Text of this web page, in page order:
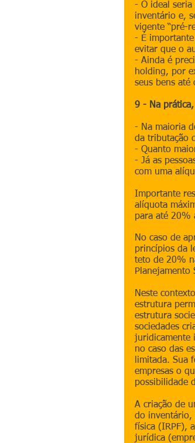
- O ideal
inventário e,
vigente “pré-
- É
evitar que o
- Ainda é
holding, por
seus bens até
9 - Na
- Na maioria
da tributação
- Quanto
- Já as
com uma
Importante
alíquota
para até 20%
No caso de
princípios da
teto de 20%
Planejamento
Neste
estrutura
estrutura
sociedades
juridicamente
no caso das
limitada. Sua
empresas o
possibilidade
A criação de
do inventário,
física (IRPF),
jurídica